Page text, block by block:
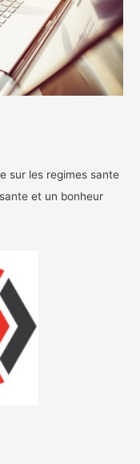
sur les regimes sante
et un bonheur